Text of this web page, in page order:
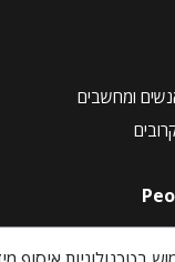
ומחשבים